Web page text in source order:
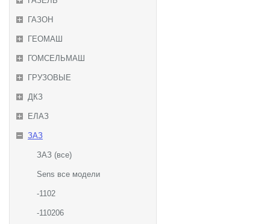
ГАЗОН
ГЕОМАШ
ГОМСЕЛЬМАШ
ГРУЗОВЫЕ
ДКЗ
ЕЛАЗ
ЗАЗ
ЗАЗ (все)
Sens все модели
-1102
-110206